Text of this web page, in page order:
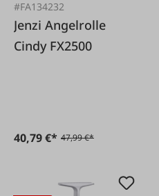
#FA134232
Jenzi Angelrolle
Cindy FX2500
40,79 €* 47,99 €*